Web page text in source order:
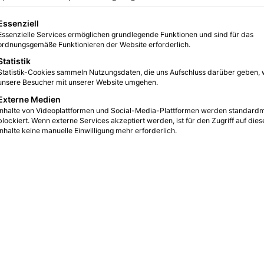
2 Minuten gelesen
eine Liste der Service-Gruppen, für die eine Einwilligung erteilt
Services ermöglichen grundlegende Funktionen und sind für das
Funktionieren der Website erforderlich.
Cookies sammeln Nutzungsdaten, die uns Aufschluss darüber geben,
Besucher mit unserer Website umgehen.
Medien
von Videoplattformen und Social-Media-Plattformen werden
Wenn externe Services akzeptiert werden, ist für den Zugriff auf
keine manuelle Einwilligung mehr erforderlich.